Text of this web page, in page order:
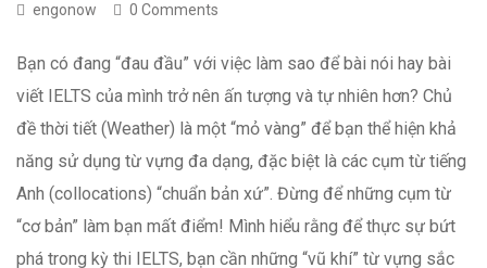
engonow 0 Comments
Bạn có đang “đau đầu” với việc làm sao để bài nói hay bài
viết IELTS của mình trở nên ấn tượng và tự nhiên hơn? Chủ
đề thời tiết (Weather) là một “mỏ vàng” để bạn thể hiện khả
năng sử dụng từ vựng đa dạng, đặc biệt là các cụm từ tiếng
Anh (collocations) “chuẩn bản xứ”. Đừng để những cụm từ
“cơ bản” làm bạn mất điểm! Mình hiểu rằng để thực sự bứt
phá trong kỳ thi IELTS, bạn cần những “vũ khí” từ vựng sắc